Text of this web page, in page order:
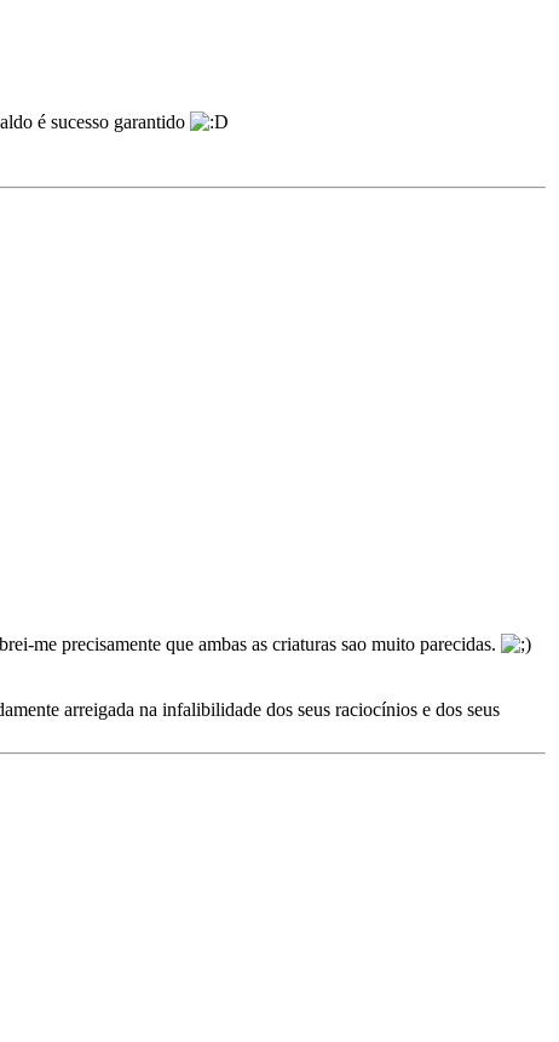
é sucesso garantido
me precisamente que ambas as criaturas sao muito parecidas.
arreigada na infalibilidade dos seus raciocínios e dos seus